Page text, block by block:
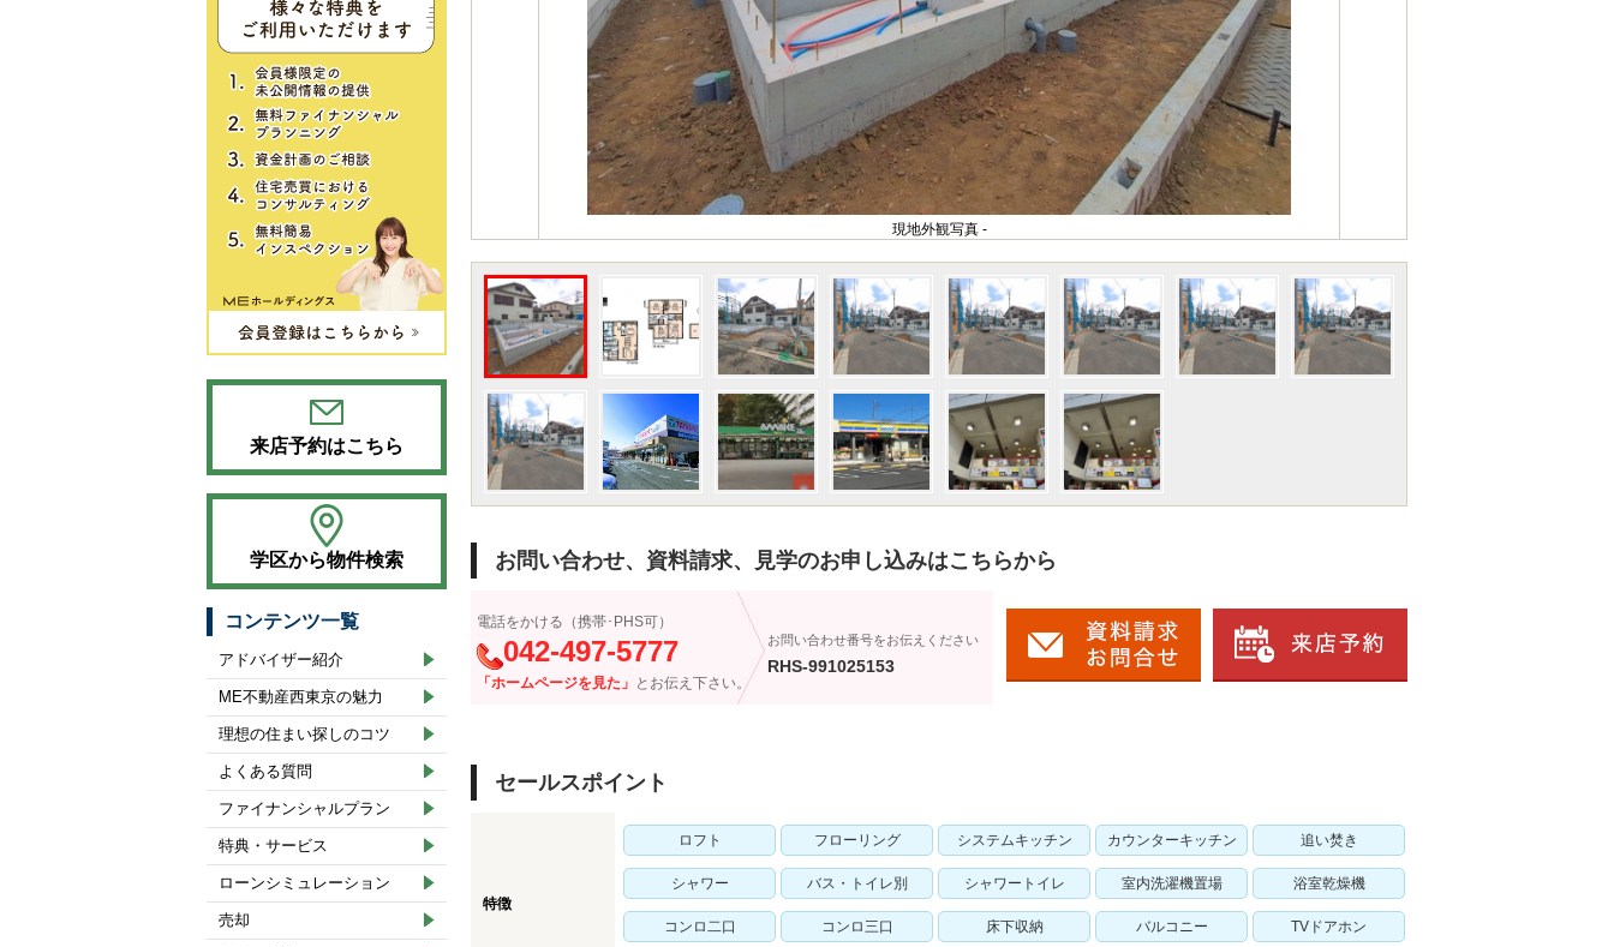
現地外観写真 -
お問い合わせ、資料請求、見学のお申し込みはこちらから
電話をかける（携帯･PHS可）
042-497-5777
「ホームページを見た」 とお伝え下さい。
お問い合わせ番号をお伝えください
RHS-991025153
セールスポイント
特徴
ロフト フローリング システムキッチン カウンターキッチン 追い焚き
シャワー バス・トイレ別 シャワートイレ 室内洗濯機置場 浴室乾燥機
コンロ二口 コンロ三口 床下収納 バルコニー TVドアホン
来店予約はこちら
学区から物件検索
コンテンツ一覧
アドバイザー紹介
ME不動産西東京の魅力
理想の住まい探しのコツ
よくある質問
ファイナンシャルプラン
特典・サービス
ローンシミュレーション
売却